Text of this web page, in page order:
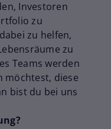
Investoren
zu
zu helfen,
zu
Teams werden
möchtest, diese
bist du bei uns